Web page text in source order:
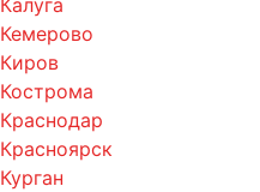
Кемерово
Киров
Кострома
Краснодар
Красноярск
Курган